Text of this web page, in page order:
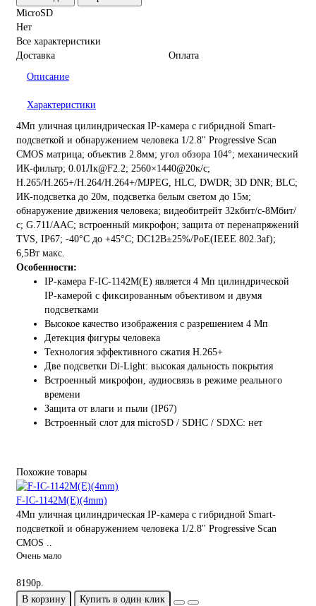
MicroSD
Нет
Все характеристики
Доставка
Оплата
Описание
Характеристики
4Мп уличная цилиндрическая IP-камера с гибридной Smart-
подсветкой и обнаружением человека 1/2.8'' Progressive Scan
CMOS матрица; объектив 2.8мм; угол обзора 104°; механический
ИК-фильтр; 0.01Лк@F2.2; 2560×1440@20к/с;
H.265/H.265+/H.264/H.264+/MJPEG, HLC, DWDR; 3D DNR; BLC;
ИК-подсветка до 20м, подсветка белым светом до 15м;
обнаружение движения человека; видеобитрейт 32кбит/с-8Мбит/
с; G.711/AAC; встроенный микрофон; защита от перенапряжений
TVS, IP67; -40°C до +45°C; DC12В±25%/PoE(IEEE 802.3af);
6,5Вт макс.
Особенности:
IP-камера F-IC-1142M(E) является 4 Мп цилиндрической
IP-камерой с фиксированным объективом и двумя
подсветками
Высокое качество изображения с разрешением 4 Мп
Детекция фигуры человека
Технология эффективного сжатия H.265+
Две подсветки Di-Light: высокая дальность покрытия
Встроенный микрофон, аудиосвязь в режиме реального
времени
Защита от влаги и пыли (IP67)
Встроенный слот для microSD / SDHC / SDXC: нет
Похожие товары
F-IC-1142M(E)(4mm)
4Мп уличная цилиндрическая IP-камера с гибридной Smart-
подсветкой и обнаружением человека 1/2.8'' Progressive Scan
CMOS ..
Очень мало
8190р.
В корзину
Купить в один клик